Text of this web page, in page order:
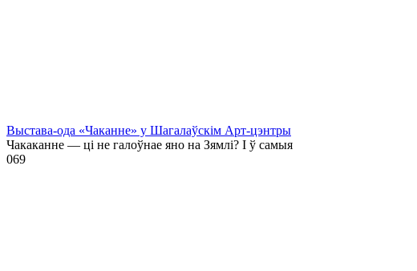
Выстава-ода «Чаканне» у Шагалаўскім Арт-цэнтры
Чакаканне — ці не галоўнае яно на Зямлі? І ў самыя
069